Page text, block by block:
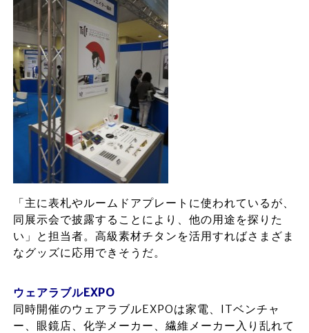
「主に表札やルームドアプレートに使われているが、
同展示会で披露することにより、他の用途を探りた
い」と担当者。高級素材チタンを活用すればさまざま
なグッズに応用できそうだ。
ウェアラブルEXPO
同時開催のウェアラブルEXPOは家電、ITベンチャ
ー、眼鏡店、化学メーカー、繊維メーカー入り乱れて